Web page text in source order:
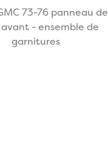
73-76 panneau de
- ensemble de
garnitures